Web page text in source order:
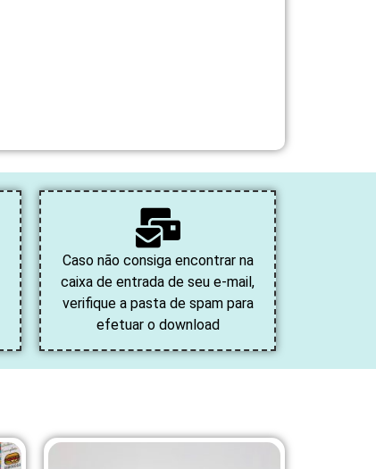
Caso não consiga encontrar na
caixa de entrada de seu e-mail,
verifique a pasta de spam para
efetuar o download